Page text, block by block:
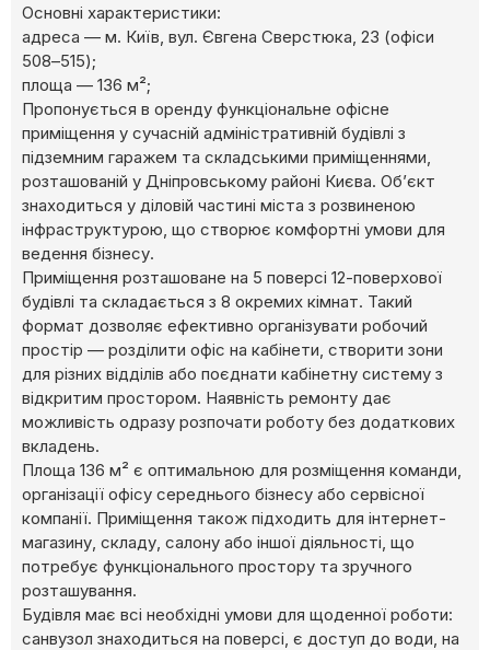
Основні характеристики:
адреса — м. Київ, вул. Євгена Сверстюка, 23 (офіси
508–515);
площа — 136 м²;
Пропонується в оренду функціональне офісне
приміщення у сучасній адміністративній будівлі з
підземним гаражем та складськими приміщеннями,
розташованій у Дніпровському районі Києва. Об’єкт
знаходиться у діловій частині міста з розвиненою
інфраструктурою, що створює комфортні умови для
ведення бізнесу.
Приміщення розташоване на 5 поверсі 12-поверхової
будівлі та складається з 8 окремих кімнат. Такий
формат дозволяє ефективно організувати робочий
простір — розділити офіс на кабінети, створити зони
для різних відділів або поєднати кабінетну систему з
відкритим простором. Наявність ремонту дає
можливість одразу розпочати роботу без додаткових
вкладень.
Площа 136 м² є оптимальною для розміщення команди,
організації офісу середнього бізнесу або сервісної
компанії. Приміщення також підходить для інтернет-
магазину, складу, салону або іншої діяльності, що
потребує функціонального простору та зручного
розташування.
Будівля має всі необхідні умови для щоденної роботи:
санвузол знаходиться на поверсі, є доступ до води, на